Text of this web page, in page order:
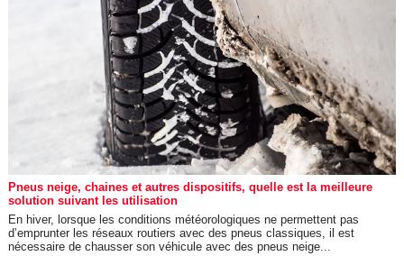
Pneus neige, chaines et autres dispositifs, quelle est la meilleure
solution suivant les utilisation
En hiver, lorsque les conditions météorologiques ne permettent pas
d’emprunter les réseaux routiers avec des pneus classiques, il est
nécessaire de chausser son véhicule avec des pneus neige...